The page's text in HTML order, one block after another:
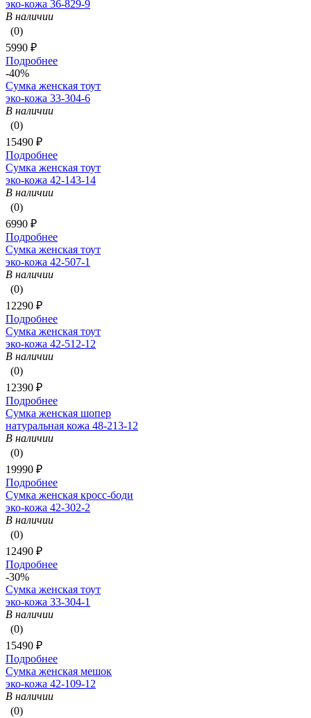
эко-кожа 36-829-9
В наличии
(0)
5990 ₽
Подробнее
-40%
Сумка женская тоут
эко-кожа 33-304-6
В наличии
(0)
15490 ₽
Подробнее
Сумка женская тоут
эко-кожа 42-143-14
В наличии
(0)
6990 ₽
Подробнее
Сумка женская тоут
эко-кожа 42-507-1
В наличии
(0)
12290 ₽
Подробнее
Сумка женская тоут
эко-кожа 42-512-12
В наличии
(0)
12390 ₽
Подробнее
Сумка женская шопер
натуральная кожа 48-213-12
В наличии
(0)
19990 ₽
Подробнее
Сумка женская кросс-боди
эко-кожа 42-302-2
В наличии
(0)
12490 ₽
Подробнее
-30%
Сумка женская тоут
эко-кожа 33-304-1
В наличии
(0)
15490 ₽
Подробнее
Сумка женская мешок
эко-кожа 42-109-12
В наличии
(0)